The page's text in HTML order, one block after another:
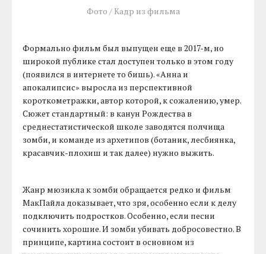
Фото / Кадр из фильма
Формально фильм был выпущен еще в 2017-м, но
широкой публике стал доступен только в этом году
(появился в интернете то бишь). «Анна и
апокалипсис» выросла из перспективной
короткометражки, автор которой, к сожалению, умер.
Сюжет стандартный: в канун Рождества в
среднестатистической школе заводятся полчища
зомби, и команде из архетипов (ботаник, лесбиянка,
красавчик-плохиш и так далее) нужно выжить.
Жанр мюзикла к зомби обращается редко и фильм
МакПайла доказывает, что зря, особенно если к делу
подключить подростков. Особенно, если песни
сочинить хорошие. И зомби убивать добросовестно. В
принципе, картина состоит в основном из